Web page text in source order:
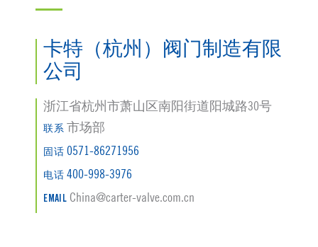
卡特（杭州）阀门制造有限
公司
浙江省杭州市萧山区南阳街道阳城路30号
联系 市场部
固话 0571-86271956
电话 400-998-3976
EMAILChina@carter-valve.com.cn